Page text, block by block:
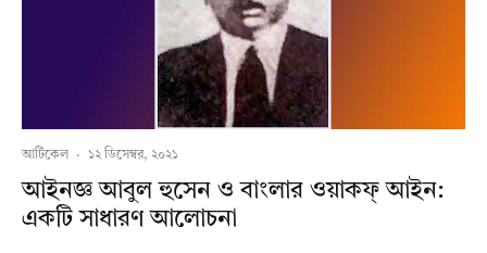
আর্টিকেল · ১২ ডিসেম্বর, ২০২১
আইনজ্ঞ আবুল হুসেন ও বাংলার ওয়াকফ্ আইন:
একটি সাধারণ আলোচনা